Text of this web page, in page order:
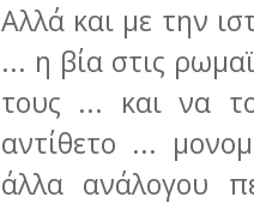
Αλλά και με την
... η βία στις
τους ... και να
αντίθετο ...
άλλα ανάλογου